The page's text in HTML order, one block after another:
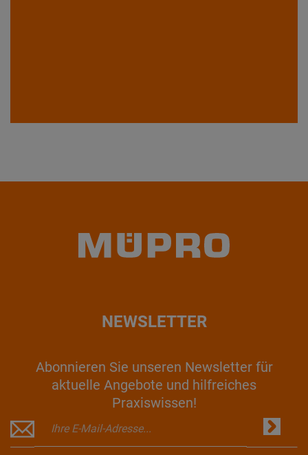
NEWSLETTER
Abonnieren Sie unseren Newsletter für
aktuelle Angebote und hilfreiches
Praxiswissen!